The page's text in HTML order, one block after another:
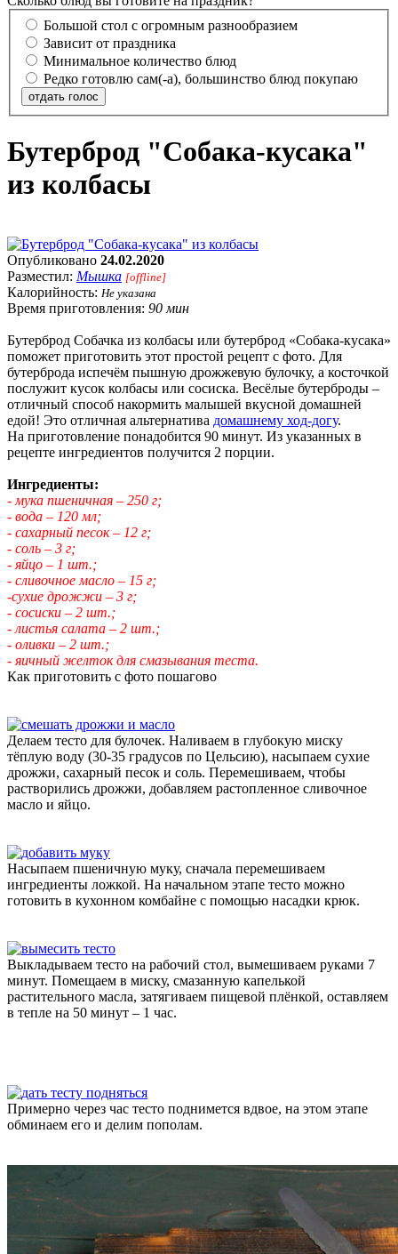
Большой стол с огромным разнообразием
Зависит от праздника
Минимальное количество блюд
Редко готовлю сам(-а), большинство блюд покупаю
отдать голос
Бутерброд "Собака-кусака"
из колбасы
Опубликовано 24.02.2020
Разместил: Мышка [offline]
Калорийность: Не указана
Время приготовления: 90 мин
Бутерброд Собачка из колбасы или бутерброд «Собака-кусака»
поможет приготовить этот простой рецепт с фото. Для
бутерброда испечём пышную дрожжевую булочку, а косточкой
послужит кусок колбасы или сосиска. Весёлые бутерброды –
отличный способ накормить малышей вкусной домашней
едой! Это отличная альтернатива домашнему ход-догу.
На приготовление понадобится 90 минут. Из указанных в
рецепте ингредиентов получится 2 порции.
Ингредиенты:
- мука пшеничная – 250 г;
- вода – 120 мл;
- сахарный песок – 12 г;
- соль – 3 г;
- яйцо – 1 шт.;
- сливочное масло – 15 г;
-сухие дрожжи – 3 г;
- сосиски – 2 шт.;
- листья салата – 2 шт.;
- оливки – 2 шт.;
- яичный желток для смазывания теста.
Как приготовить с фото пошагово
Делаем тесто для булочек. Наливаем в глубокую миску
тёплую воду (30-35 градусов по Цельсию), насыпаем сухие
дрожжи, сахарный песок и соль. Перемешиваем, чтобы
растворились дрожжи, добавляем растопленное сливочное
масло и яйцо.
Насыпаем пшеничную муку, сначала перемешиваем
ингредиенты ложкой. На начальном этапе тесто можно
готовить в кухонном комбайне с помощью насадки крюк.
Выкладываем тесто на рабочий стол, вымешиваем руками 7
минут. Помещаем в миску, смазанную капелькой
растительного масла, затягиваем пищевой плёнкой, оставляем
в тепле на 50 минут – 1 час.
Примерно через час тесто поднимется вдвое, на этом этапе
обминаем его и делим пополам.